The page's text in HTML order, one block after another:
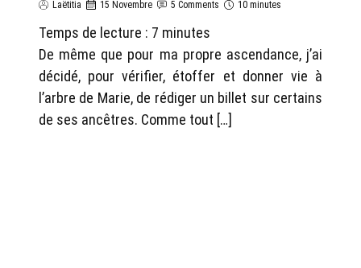
Laëtitia 15 Novembre 5 Comments 10 minutes
Temps de lecture : 7 minutes
De même que pour ma propre ascendance, j’ai
décidé, pour vérifier, étoffer et donner vie à
l’arbre de Marie, de rédiger un billet sur certains
de ses ancêtres. Comme tout […]